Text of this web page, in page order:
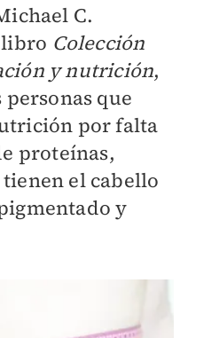
C.
Colección
y nutrición,
que
por falta
proteínas,
el cabello
y